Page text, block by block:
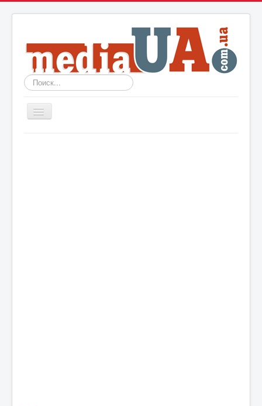
Искать...
Включить/
выключить